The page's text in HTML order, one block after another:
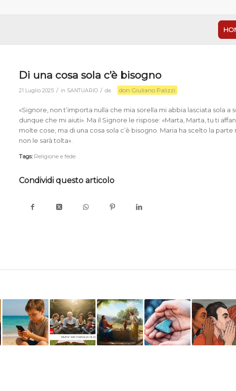
Di una cosa sola c’è bisogno
21 Luglio 2025 / in SANTUARIO / da don Giuliano Palizzi
«Signore, non t’importa nulla che mia sorella mi abbia lasciata sola a
dunque che mi aiuti». Ma il Signore le rispose: «Marta, Marta, tu ti
molte cose, ma di una cosa sola c’è bisogno. Maria ha scelto la
non le sarà tolta».
Tags: Religione e fede
Condividi questo articolo